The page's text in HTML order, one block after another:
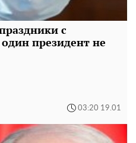
с
президент не
03:20 19.01